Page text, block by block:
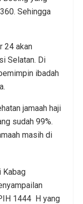
Sehingga
24 akan
Selatan. Di
ibadah
jamaah haji
sudah 99%.
masih di
Kabag
1444 H yang